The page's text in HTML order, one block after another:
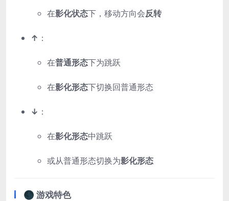
在影化状态下，移动方向会反转
↑ ：
在普通形态下为跳跃
在影化形态下切换回普通形态
↓ ：
在影化形态中跳跃
或从普通形态切换为影化形态
🌑 游戏特色